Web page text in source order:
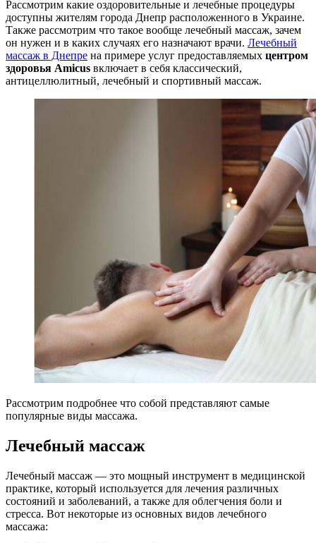
Рассмотрим какие оздоровительные и лечебные процедуры
доступны жителям города Днепр расположенного в Украине.
Также рассмотрим что такое вообще лечебный массаж, зачем
он нужен и в каких случаях его назначают врачи. Лечебный
массаж в Днепре на примере услуг предоставляемых центром
здоровья Amicus включает в себя классический,
антицеллюлитный, лечебный и спортивный массаж.
Рассмотрим подробнее что собой представляют самые
популярные виды массажа.
Лечебный массаж
Лечебный массаж — это мощный инструмент в медицинской
практике, который используется для лечения различных
состояний и заболеваний, а также для облегчения боли и
стресса. Вот некоторые из основных видов лечебного
массажа: